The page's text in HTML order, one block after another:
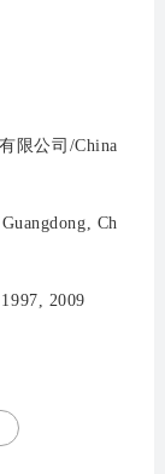
限公司/China
Ch
2009